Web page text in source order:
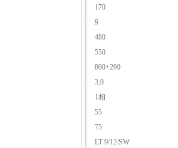
170
9
480
550
800+290
3,0
1相
55
75
LT 9/12/SW